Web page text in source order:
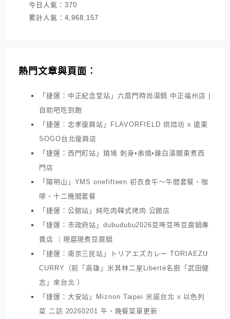
今日人氣： 370
累計人氣： 4,968,157
熱門文章與頁面︰
「捷運：中正紀念堂站」六扇門時尚湯鍋 中正福州店 |
自助吧吃到飽
「捷運：忠孝復興站」FLAVORFIELD 烘焙坊 x 遠東
SOGO台北復興店
「捷運：西門町站」燒鳩 刺身•串燒•雞白湯關東煮西
門店
「陽明山」YMS onefifteen 初衣食午～午間套餐、咖
啡、十二晚間套餐
「捷運：公館站」純吃肉韓式烤肉 公館店
「捷運：市政府站」dubudubu2026豆咘豆咘豆腐鍋專
賣店 ｜現磨現煮豆腐鍋
「捷運：南京三民站」トリアエズカレー TORIAEZU
CURRY（前「高雄」米其林二星Liberté名廚「武田健
志」來台北 ）
「捷運：大安站」Miznon Taipei 米諾台北 x 以色列
菜 二訪 20260201 午、晚餐菜單更新